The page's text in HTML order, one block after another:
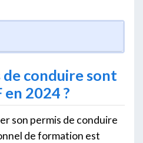
de conduire sont
en 2024 ?
son permis de conduire
de formation est